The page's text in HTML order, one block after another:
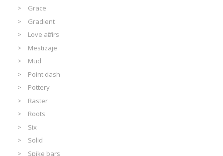
Grace
Gradient
Love affairs
Mestizaje
Mud
Point dash
Pottery
Raster
Roots
Six
Solid
Spike bars